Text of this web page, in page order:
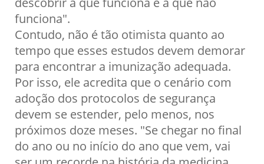
funciona".
Contudo, não é tão otimista quanto ao
tempo que esses estudos devem demorar
para encontrar a imunização adequada.
Por isso, ele acredita que o cenário com
adoção dos protocolos de segurança
devem se estender, pelo menos, nos
próximos doze meses. "Se chegar no final
do ano ou no início do ano que vem, vai